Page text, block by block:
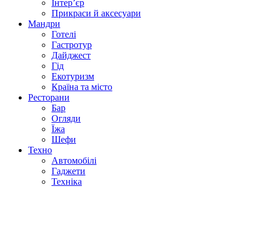
Інтер’єр
Прикраси й аксесуари
Мандри
Готелі
Гастротур
Дайджест
Гід
Екотуризм
Країна та місто
Ресторани
Бар
Огляди
Їжа
Шефи
Техно
Автомобілі
Гаджети
Техніка